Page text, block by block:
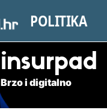
POLITIKA
insurpad
Brzo i digitalno